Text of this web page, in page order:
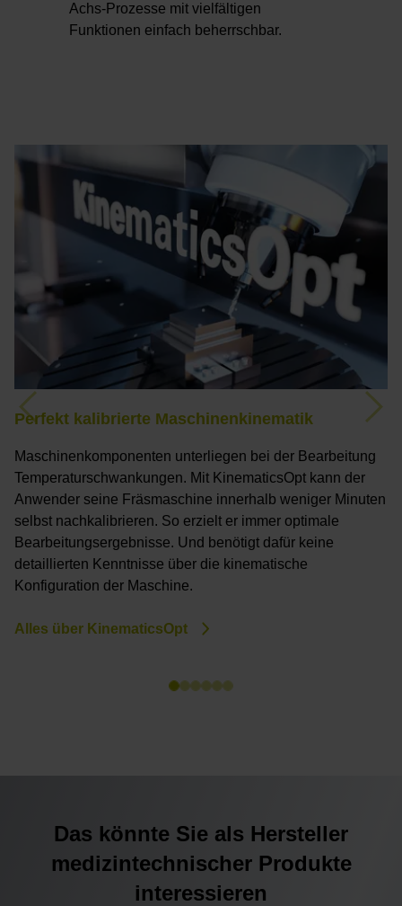
Achs-Prozesse mit vielfältigen
Funktionen einfach beherrschbar.
Perfekt kalibrierte Maschinenkinematik
Maschinenkomponenten unterliegen bei der Bearbeitung
Temperaturschwankungen. Mit KinematicsOpt kann der
Anwender seine Fräsmaschine innerhalb weniger Minuten
selbst nachkalibrieren. So erzielt er immer optimale
Bearbeitungsergebnisse. Und benötigt dafür keine
detaillierten Kenntnisse über die kinematische
Konfiguration der Maschine.
Alles über KinematicsOpt
Previous Next
Das könnte Sie als Hersteller
medizintechnischer Produkte
interessieren